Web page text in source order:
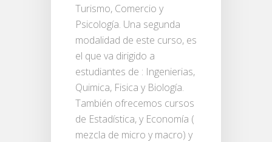
Turismo, Comercio y
Psicología. Una segunda
modalidad de este curso, es
el que va dirigido a
estudiantes de : Ingenierias,
Quimica, Fisica y Biología.
También ofrecemos cursos
de Estadística, y Economía (
mezcla de micro y macro) y